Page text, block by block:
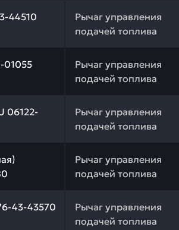
44510
Рычаг управления
подачей топлива
подбор. Рычаг KOMATSU
01055
Рычаг управления
подачей топлива
подбор. Вилка KOMATSU
06122-
Рычаг управления
подачей топлива
подбор. Уплотнитель
Рычаг управления
подачей топлива
подбор. Накладка
43-43570
Рычаг управления
подачей топлива
подбор. Фиксатор KOMATSU